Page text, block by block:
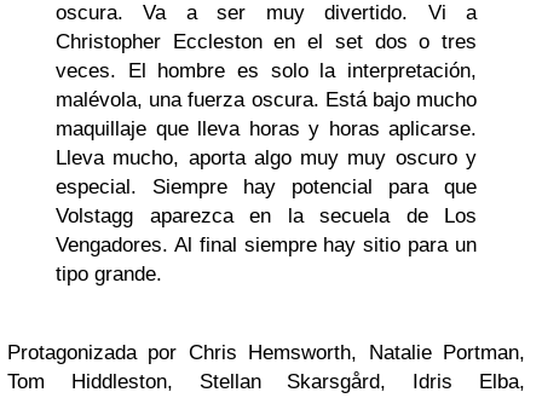
oscura. Va a ser muy divertido. Vi a
Christopher Eccleston en el set dos o tres
veces. El hombre es solo la interpretación,
malévola, una fuerza oscura. Está bajo mucho
maquillaje que lleva horas y horas aplicarse.
Lleva mucho, aporta algo muy muy oscuro y
especial. Siempre hay potencial para que
Volstagg aparezca en la secuela de Los
Vengadores. Al final siempre hay sitio para un
tipo grande.
Protagonizada por Chris Hemsworth, Natalie Portman,
Tom Hiddleston, Stellan Skarsgård, Idris Elba,